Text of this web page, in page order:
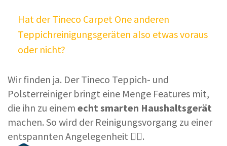
Hat der Tineco Carpet One anderen
Teppichreinigungsgeräten also etwas voraus
oder nicht?
Wir finden ja. Der Tineco Teppich- und
Polsterreiniger bringt eine Menge Features mit,
die ihn zu einem echt smarten Haushaltsgerät
machen. So wird der Reinigungsvorgang zu einer
entspannten Angelegenheit 🧘‍♀️.